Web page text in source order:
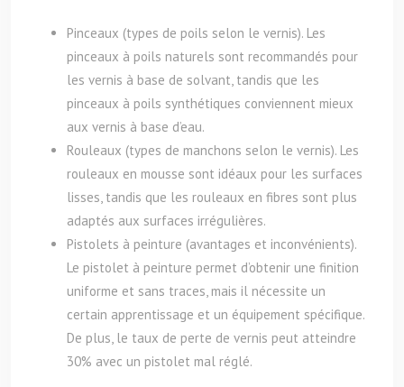
Pinceaux (types de poils selon le vernis). Les
pinceaux à poils naturels sont recommandés pour
les vernis à base de solvant, tandis que les
pinceaux à poils synthétiques conviennent mieux
aux vernis à base d’eau.
Rouleaux (types de manchons selon le vernis). Les
rouleaux en mousse sont idéaux pour les surfaces
lisses, tandis que les rouleaux en fibres sont plus
adaptés aux surfaces irrégulières.
Pistolets à peinture (avantages et inconvénients).
Le pistolet à peinture permet d’obtenir une finition
uniforme et sans traces, mais il nécessite un
certain apprentissage et un équipement spécifique.
De plus, le taux de perte de vernis peut atteindre
30% avec un pistolet mal réglé.